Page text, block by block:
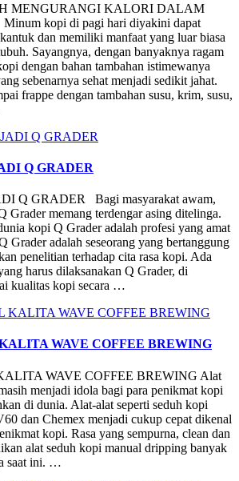
MENGURANGI KALORI DALAM
kopi di pagi hari diyakini dapat
dan memiliki manfaat yang luar biasa
Sayangnya, dengan banyaknya ragam
dengan bahan tambahan istimewanya
sebenarnya sehat menjadi sedikit jahat.
frappe dengan tambahan susu, krim, susu,
Q GRADER
Q GRADER Bagi masyarakat awam,
Grader memang terdengar asing ditelinga.
kopi Q Grader adalah profesi yang amat
Grader adalah seseorang yang bertanggung
penelitian terhadap cita rasa kopi. Ada
harus dilaksanakan Q Grader, di
kualitas kopi secara …
WAVE COFFEE BREWING
WAVE COFFEE BREWING Alat
menjadi idola bagi para penikmat kopi
di dunia. Alat-alat seperti seduh kopi
dan Chemex menjadi cukup cepat dikenal
kopi. Rasa yang sempurna, clean dan
alat seduh kopi manual dripping banyak
saat ini. …